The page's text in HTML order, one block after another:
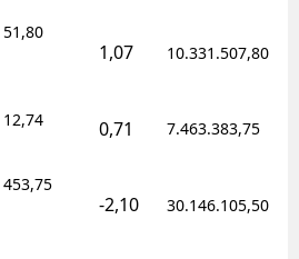
51,80
1,07 10.331.507,80
12,74 0,71 7.463.383,75
453,75
-2,10 30.146.105,50